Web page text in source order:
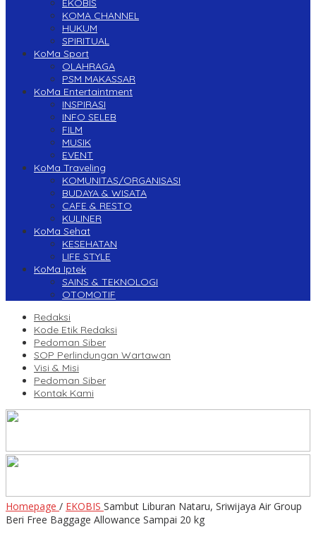
EKOBIS
KOMA CHANNEL
HUKUM
SPIRITUAL
KoMa Sport
OLAHRAGA
PSM MAKASSAR
KoMa Entertaintment
INSPIRASI
INFO SELEB
FILM
MUSIK
EVENT
KoMa Traveling
KOMUNITAS/ORGANISASI
BUDAYA & WISATA
CAFE & RESTO
KULINER
KoMa Sehat
KESEHATAN
LIFE STYLE
KoMa Iptek
SAINS & TEKNOLOGI
OTOMOTIF
Redaksi
Kode Etik Redaksi
Pedoman Siber
SOP Perlindungan Wartawan
Visi & Misi
Pedoman Siber
Kontak Kami
Homepage / EKOBIS Sambut Liburan Nataru, Sriwijaya Air Group
Beri Free Baggage Allowance Sampai 20 kg